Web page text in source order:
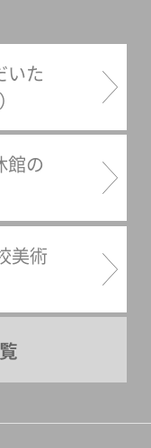
いた
館の
美術